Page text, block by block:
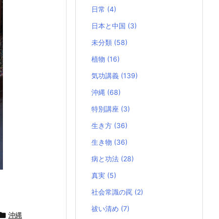
沖縄
日常 (4)
日本と中国 (3)
未分類 (58)
植物 (16)
気功講義 (139)
沖縄 (68)
特別講座 (3)
生き方 (36)
生き物 (36)
病と功法 (28)
真実 (5)
社会常識の罠 (2)
祓い清め (7)